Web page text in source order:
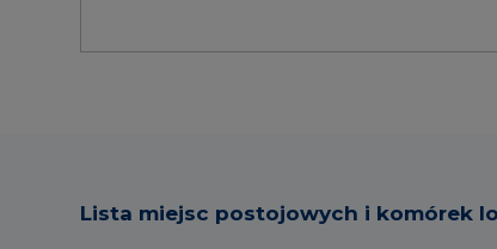
Lista miejsc postojowych i komórek